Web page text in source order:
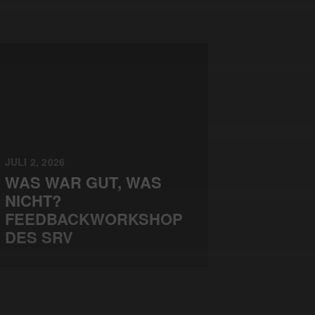
JULI 2, 2026
WAS WAR GUT, WAS
NICHT?
FEEDBACKWORKSHOP
DES SRV